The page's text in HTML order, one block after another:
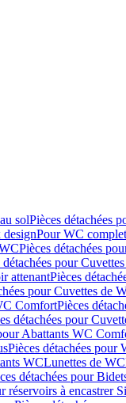
solPièces détachées
designPour WC
Pièces détachées
détachées pour
attenantPièces
pour Cuvettes de
ComfortPièces
détachées pour
Abattants WC
Pièces détachées pour
WCLunettes de WC
détachées pour
réservoirs à encastrer